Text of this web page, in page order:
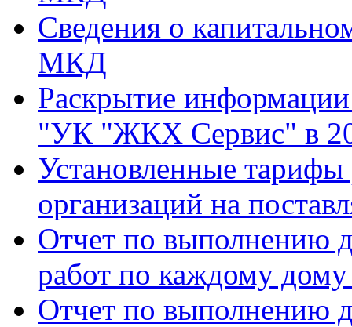
Сведения о
МКД
Раскрытие
"УК "ЖКХ Сервис" в
Установленные
организаций на
Отчет по выполнению
работ по каждому
Отчет по выполнению